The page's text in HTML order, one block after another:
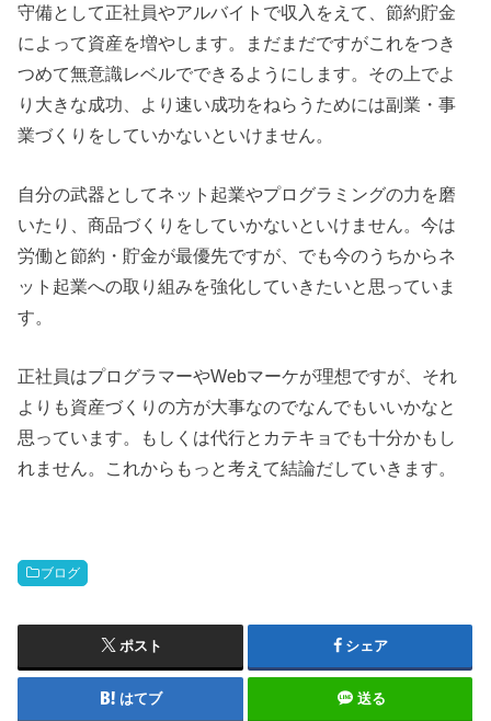
守備として正社員やアルバイトで収入をえて、節約貯金
によって資産を増やします。まだまだですがこれをつき
つめて無意識レベルでできるようにします。その上でよ
り大きな成功、より速い成功をねらうためには副業・事
業づくりをしていかないといけません。
自分の武器としてネット起業やプログラミングの力を磨
いたり、商品づくりをしていかないといけません。今は
労働と節約・貯金が最優先ですが、でも今のうちからネ
ット起業への取り組みを強化していきたいと思っていま
す。
正社員はプログラマーやWebマーケが理想ですが、それ
よりも資産づくりの方が大事なのでなんでもいいかなと
思っています。もしくは代行とカテキョでも十分かもし
れません。これからもっと考えて結論だしていきます。
ブログ
ポスト シェア
はてブ 送る